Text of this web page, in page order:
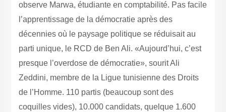
observe Marwa, étudiante en comptabilité. Pas facile
l’apprentissage de la démocratie après des
décennies où le paysage politique se réduisait au
parti unique, le RCD de Ben Ali. «Aujourd’hui, c’est
presque l’overdose de démocratie», sourit Ali
Zeddini, membre de la Ligue tunisienne des Droits
de l’Homme. 110 partis (beaucoup sont des
coquilles vides), 10.000 candidats, quelque 1.600